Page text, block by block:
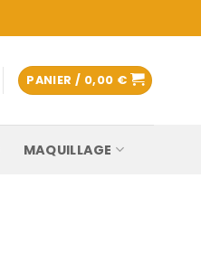
PANIER / 0,00 €
MAQUILLAGE